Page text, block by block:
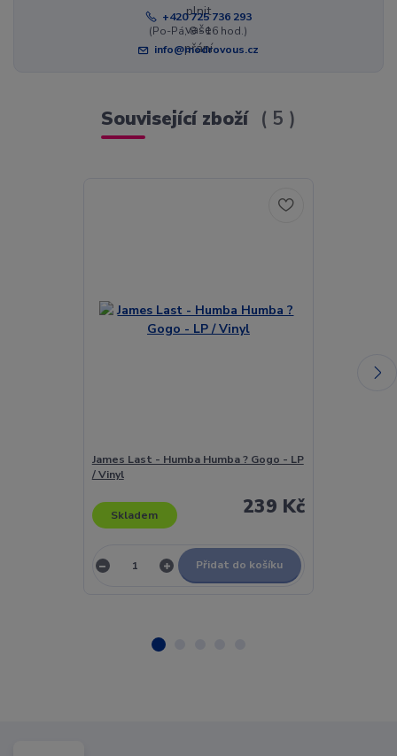
+420 725 736 293
(Po-Pá, 8 - 16 hod.)
info@modrovous.cz
Související zboží 5
James Last - Humba Humba ? Gogo - LP
/ Vinyl
239 Kč
Skladem
Přidat do košíku